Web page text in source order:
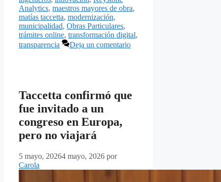
Analytics, maestros mayores de obra,
matías taccetta, modernización,
municipalidad, Obras Particulares,
trámites online, transformación digital,
transparencia
Deja un comentario
Taccetta confirmó que
fue invitado a un
congreso en Europa,
pero no viajará
5 mayo, 20264 mayo, 2026 por
Carola